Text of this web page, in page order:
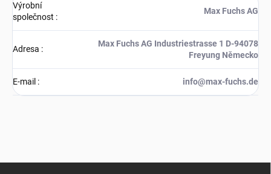
Výrobní
společnost :
Max Fuchs AG
Adresa :
Max Fuchs AG Industriestrasse 1 D-94078
Freyung Německo
E-mail : info@max-fuchs.de